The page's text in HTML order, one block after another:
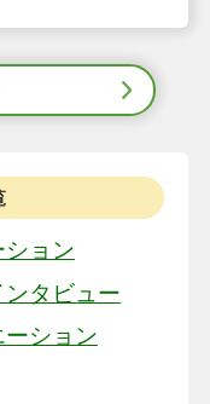
ョン
ンタビュー
ション